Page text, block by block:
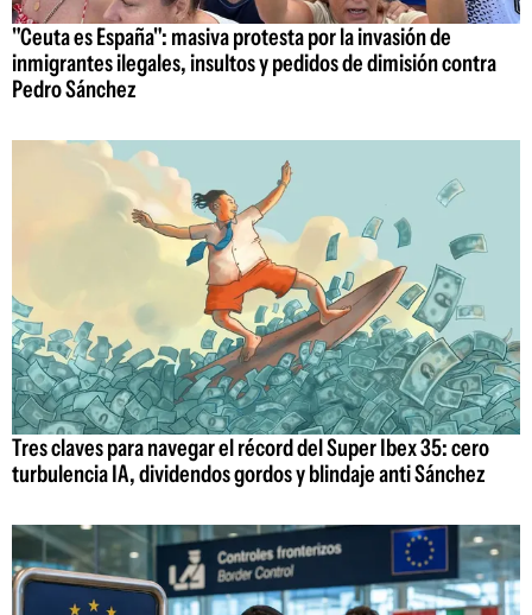
"Ceuta es España": masiva protesta por la invasión de
inmigrantes ilegales, insultos y pedidos de dimisión contra
Pedro Sánchez
Tres claves para navegar el récord del Super Ibex 35: cero
turbulencia IA, dividendos gordos y blindaje anti Sánchez